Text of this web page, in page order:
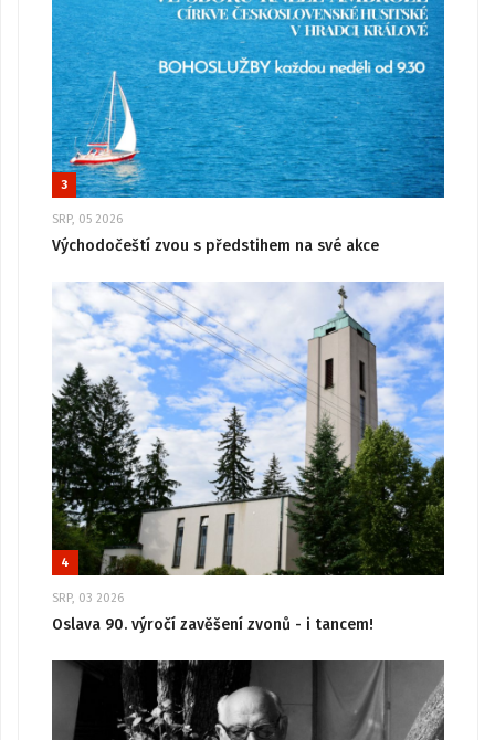
3
SRP, 05 2026
Východočeští zvou s předstihem na své akce
4
SRP, 03 2026
Oslava 90. výročí zavěšení zvonů - i tancem!